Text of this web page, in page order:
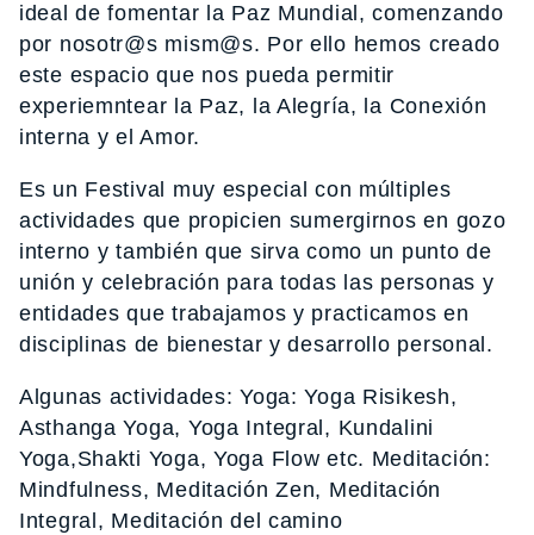
ideal de fomentar la Paz Mundial, comenzando
por nosotr@s mism@s. Por ello hemos creado
este espacio que nos pueda permitir
experiemntear la Paz, la Alegría, la Conexión
interna y el Amor.
Es un Festival muy especial con múltiples
actividades que propicien sumergirnos en gozo
interno y también que sirva como un punto de
unión y celebración para todas las personas y
entidades que trabajamos y practicamos en
disciplinas de bienestar y desarrollo personal.
Algunas actividades: Yoga: Yoga Risikesh,
Asthanga Yoga, Yoga Integral, Kundalini
Yoga,Shakti Yoga, Yoga Flow etc. Meditación:
Mindfulness, Meditación Zen, Meditación
Integral, Meditación del camino